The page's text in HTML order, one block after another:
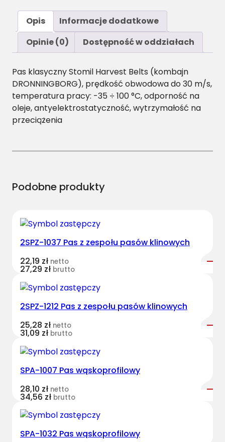
Opis
Informacje dodatkowe
Opinie (0)
Dostępność w oddziałach
Pas klasyczny Stomil Harvest Belts (kombajn
DRONNINGBORG), prędkość obwodowa do 30 m/s,
temperatura pracy: -35 ÷ 100 °C, odporność na
oleje, antyelektrostatyczność, wytrzymałość na
przeciążenia
Podobne produkty
2SPZ-1037 Pas z zespołu pasów klinowych
22,19 zł netto
27,29 zł brutto
2SPZ-1212 Pas z zespołu pasów klinowych
25,28 zł netto
31,09 zł brutto
SPA-1007 Pas wąskoprofilowy
28,10 zł netto
34,56 zł brutto
SPA-1032 Pas wąskoprofilowy